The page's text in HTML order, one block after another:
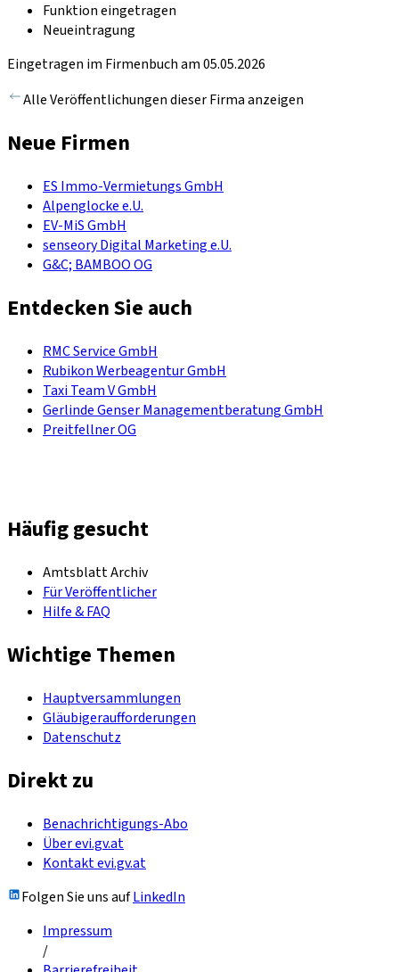
Funktion eingetragen
Neueintragung
Eingetragen im Firmenbuch am 05.05.2026
Alle Veröffentlichungen dieser Firma anzeigen
Neue Firmen
ES Immo-Vermietungs GmbH
Alpenglocke e.U.
EV-MiS GmbH
senseory Digital Marketing e.U.
G&C; BAMBOO OG
Entdecken Sie auch
RMC Service GmbH
Rubikon Werbeagentur GmbH
Taxi Team V GmbH
Gerlinde Genser Managementberatung GmbH
Preitfellner OG
Häufig gesucht
Amtsblatt Archiv
Für Veröffentlicher
Hilfe & FAQ
Wichtige Themen
Hauptversammlungen
Gläubigeraufforderungen
Datenschutz
Direkt zu
Benachrichtigungs-Abo
Über evi.gv.at
Kontakt evi.gv.at
Folgen Sie uns aufLinkedIn
Impressum
/